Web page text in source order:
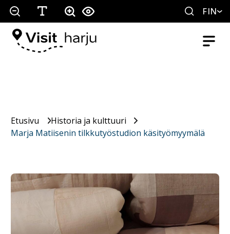
FIN
Etusivu
Historia ja kulttuuri
Marja Matiisenin tilkkutyöstudion käsityömyymälä